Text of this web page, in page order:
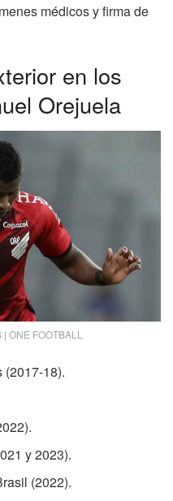
médicos y firma de
en los
Orejuela
ONE FOOTBALL
18).
y 2023).
(2022).